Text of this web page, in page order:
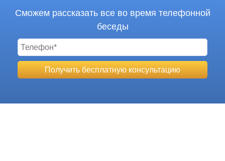
Сможем рассказать все во время телефонной
беседы